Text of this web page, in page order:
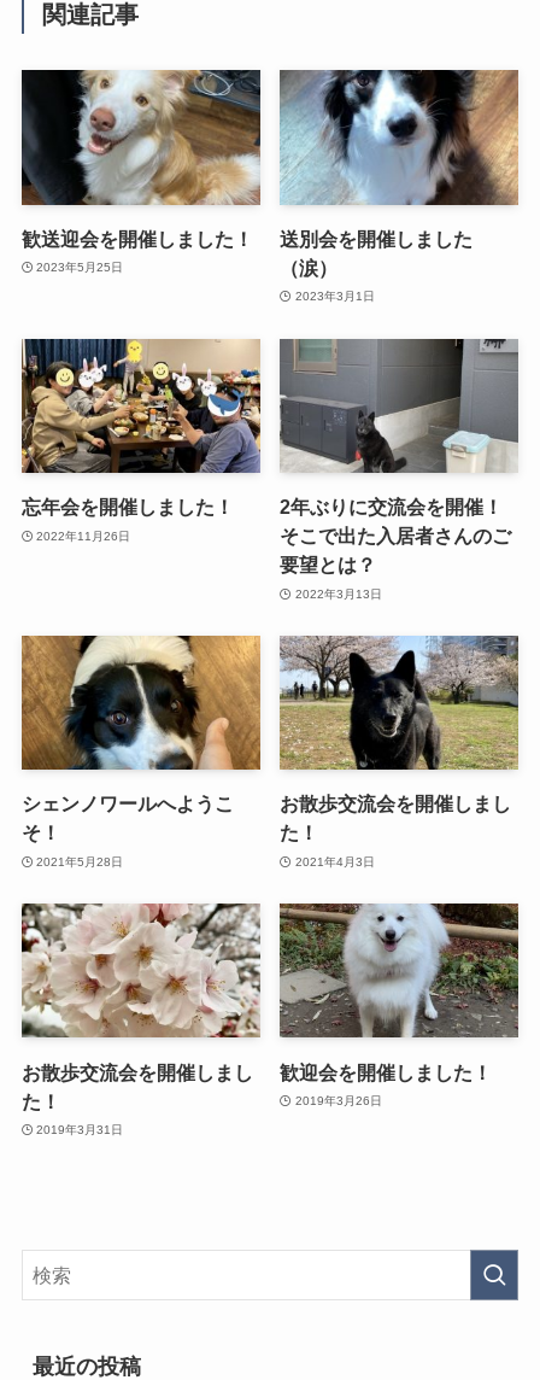
関連記事
歓送迎会を開催しました！
2023年5月25日
送別会を開催しました
（涙）
2023年3月1日
忘年会を開催しました！
2022年11月26日
2年ぶりに交流会を開催！
そこで出た入居者さんのご
要望とは？
2022年3月13日
シェンノワールへようこ
そ！
2021年5月28日
お散歩交流会を開催しまし
た！
2021年4月3日
お散歩交流会を開催しまし
た！
2019年3月31日
歓迎会を開催しました！
2019年3月26日
最近の投稿